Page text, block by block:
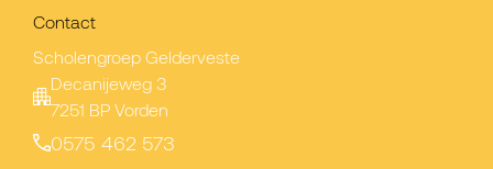
Contact
Scholengroep Gelderveste
Decanijeweg 3
7251 BP Vorden
0575 462 573